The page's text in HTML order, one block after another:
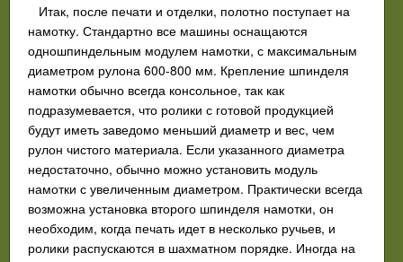
Итак, после печати и отделки, полотно поступает на
намотку. Стандартно все машины оснащаются
одношпиндельным модулем намотки, с максимальным
диаметром рулона 600-800 мм. Крепление шпинделя
намотки обычно всегда консольное, так как
подразумевается, что ролики с готовой продукцией
будут иметь заведомо меньший диаметр и вес, чем
рулон чистого материала. Если указанного диаметра
недостаточно, обычно можно установить модуль
намотки с увеличенным диаметром. Практически всегда
возможна установка второго шпинделя намотки, он
необходим, когда печать идет в несколько ручьев, и
ролики распускаются в шахматном порядке. Иногда на